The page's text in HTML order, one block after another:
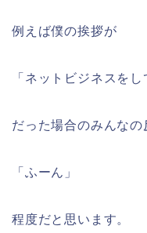
例えば僕の挨拶が
「ネットビジネスを
だった場合のみんなの
「ふーん」
程度だと思います。